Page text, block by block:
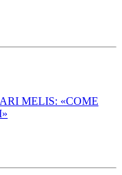
MELIS: «COME